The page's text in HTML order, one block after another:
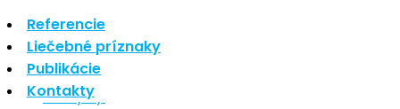
Referencie
Liečebné príznaky
Publikácie
Kontakty
Kategórie
Nezaradené
Skin Care
Zdravý štýl